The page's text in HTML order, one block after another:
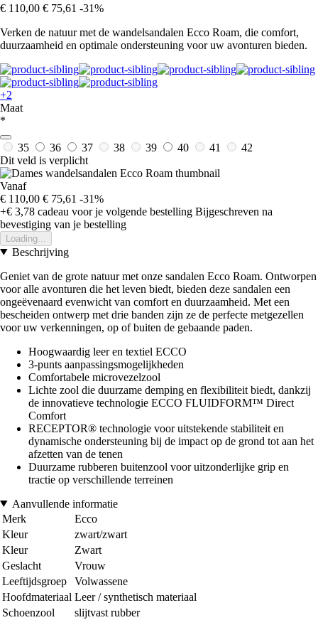
€ 110,00 € 75,61 -31%
Verken de natuur met de wandelsandalen Ecco Roam, die comfort,
duurzaamheid en optimale ondersteuning voor uw avonturen bieden.
+2
Maat
*
35 36 37 38 39 40 41
42
Dit veld is verplicht
Vanaf
€ 110,00 € 75,61 -31%
+€ 3,78 cadeau voor je volgende bestelling Bijgeschreven na
bevestiging van je bestelling
Loading...
Beschrijving
Geniet van de grote natuur met onze sandalen Ecco Roam. Ontworpen
voor alle avonturen die het leven biedt, bieden deze sandalen een
ongeëvenaard evenwicht van comfort en duurzaamheid. Met een
bescheiden ontwerp met drie banden zijn ze de perfecte metgezellen
voor uw verkenningen, op of buiten de gebaande paden.
Hoogwaardig leer en textiel ECCO
3-punts aanpassingsmogelijkheden
Comfortabele microvezelzool
Lichte zool die duurzame demping en flexibiliteit biedt, dankzij
de innovatieve technologie ECCO FLUIDFORM™ Direct
Comfort
RECEPTOR® technologie voor uitstekende stabiliteit en
dynamische ondersteuning bij de impact op de grond tot aan het
afzetten van de tenen
Duurzame rubberen buitenzool voor uitzonderlijke grip en
tractie op verschillende terreinen
Aanvullende informatie
Merk
Ecco
Kleur
zwart/zwart
Kleur
Zwart
Geslacht
Vrouw
Leeftijdsgroep
Volwassene
Hoofdmateriaal Leer / synthetisch materiaal
Schoenzool
slijtvast rubber